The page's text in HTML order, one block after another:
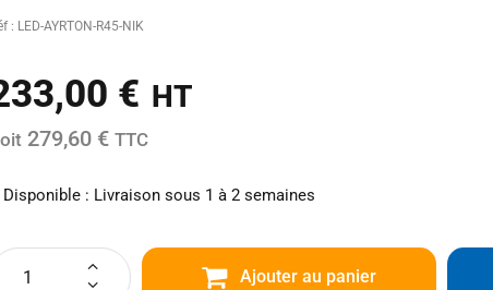
: LED-AYRTON-R45-NIK
€ HT
279,60 € TTC
Disponible : Livraison sous 1 à 2 semaines
Ajouter au panier